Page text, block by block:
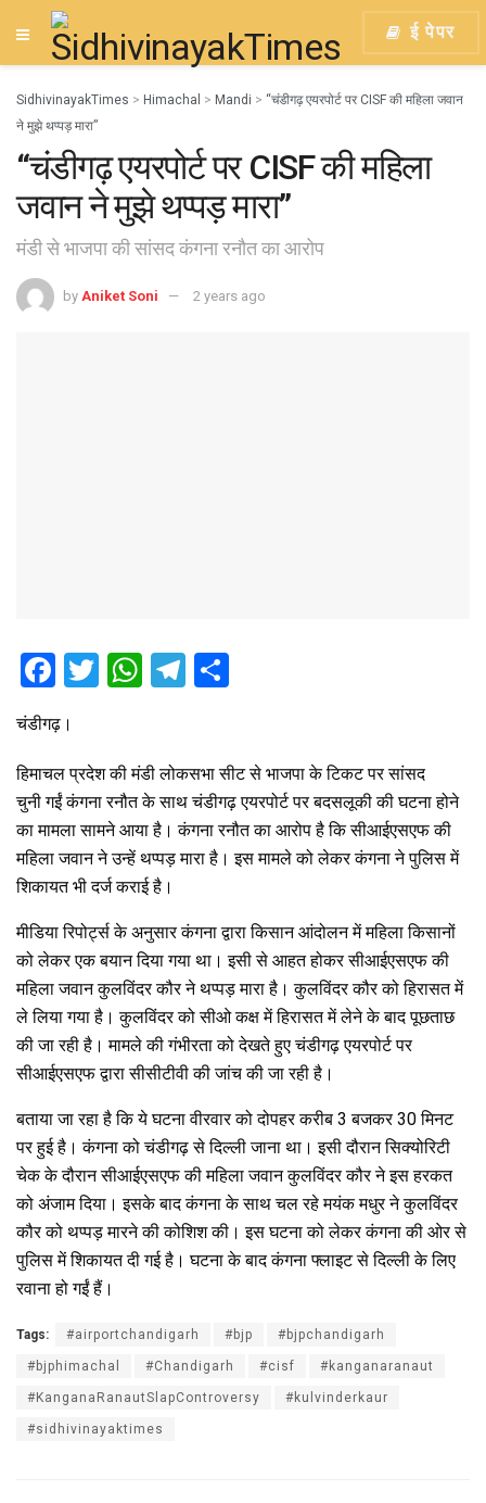
ई पेपर
SidhivinayakTimes > Himachal > Mandi > “चंडीगढ़ एयरपोर्ट पर CISF की महिला जवान
ने मुझे थप्पड़ मारा”
“चंडीगढ़ एयरपोर्ट पर CISF की महिला
जवान ने मुझे थप्पड़ मारा”
मंडी से भाजपा की सांसद कंगना रनौत का आरोप
by Aniket Soni 2 years ago
F
ce
b
o
o
k
T
er
W
s
A
p
p
T
gr
a
m
e
चंडीगढ़।
हिमाचल प्रदेश की मंडी लोकसभा सीट से भाजपा के टिकट पर सांसद
चुनी गईं कंगना रनौत के साथ चंडीगढ़ एयरपोर्ट पर बदसलूकी की घटना होने
का मामला सामने आया है। कंगना रनौत का आरोप है कि सीआईएसएफ की
महिला जवान ने उन्हें थप्पड़ मारा है। इस मामले को लेकर कंगना ने पुलिस में
शिकायत भी दर्ज कराई है।
मीडिया रिपोर्ट्स के अनुसार कंगना द्वारा किसान आंदोलन में महिला किसानों
को लेकर एक बयान दिया गया था। इसी से आहत होकर सीआईएसएफ की
महिला जवान कुलविंदर कौर ने थप्पड़ मारा है। कुलविंदर कौर को हिरासत में
ले लिया गया है। कुलविंदर को सीओ कक्ष में हिरासत में लेने के बाद पूछताछ
की जा रही है। मामले की गंभीरता को देखते हुए चंडीगढ़ एयरपोर्ट पर
सीआईएसएफ द्वारा सीसीटीवी की जांच की जा रही है।
बताया जा रहा है कि ये घटना वीरवार को दोपहर करीब 3 बजकर 30 मिनट
पर हुई है। कंगना को चंडीगढ़ से दिल्ली जाना था। इसी दौरान सिक्योरिटी
चेक के दौरान सीआईएसएफ की महिला जवान कुलविंदर कौर ने इस हरकत
को अंजाम दिया। इसके बाद कंगना के साथ चल रहे मयंक मधुर ने कुलविंदर
कौर को थप्पड़ मारने की कोशिश की। इस घटना को लेकर कंगना की ओर से
पुलिस में शिकायत दी गई है। घटना के बाद कंगना फ्लाइट से दिल्ली के लिए
रवाना हो गईं हैं।
Tags: #airportchandigarh #bjp #bjpchandigarh
#bjphimachal #Chandigarh #cisf #kanganaranaut
#KanganaRanautSlapControversy #kulvinderkaur
#sidhivinayaktimes